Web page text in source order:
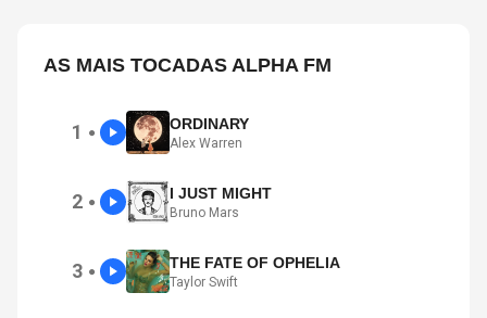
AS MAIS TOCADAS ALPHA FM
1 ● ORDINARY
Alex Warren
2 ● I JUST MIGHT
Bruno Mars
3 ● THE FATE OF OPHELIA
Taylor Swift